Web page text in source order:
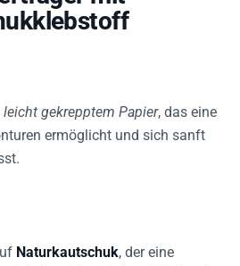
leicht gekrepptem Papier, das eine
ermöglicht und sich sanft
Naturkautschuk, der eine